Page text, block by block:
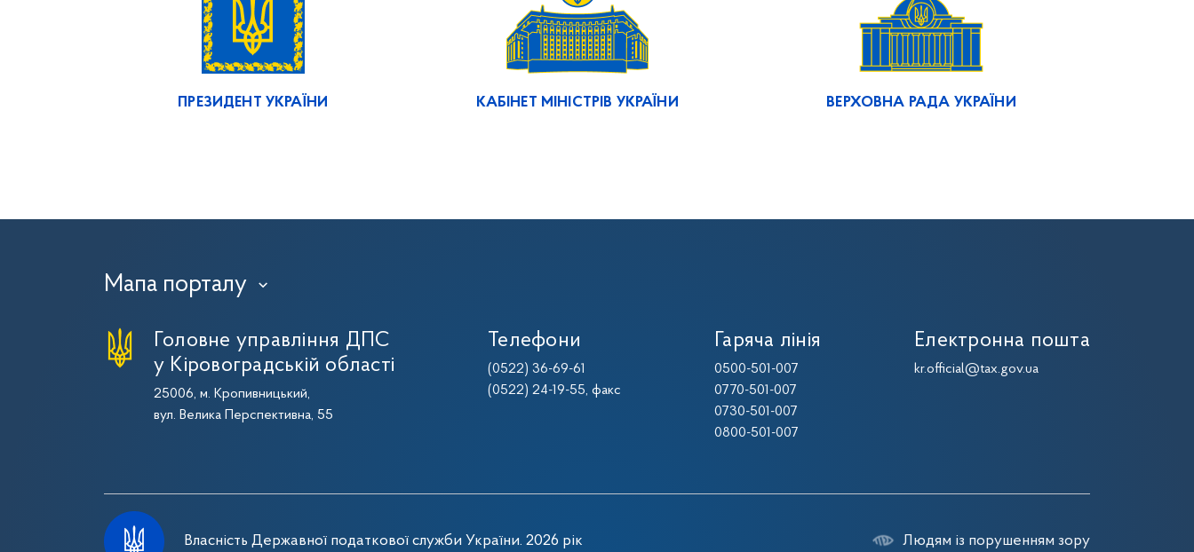
ПРЕЗИДЕНТ УКРАЇНИ КАБІНЕТ МІНІСТРІВ УКРАЇНИ ВЕРХОВНА РАДА УКРАЇНИ
Мапа порталу ›
Головне управління ДПС
у Кіровоградській області
25006, м. Кропивницький,
вул. Велика Перспективна, 55
Телефони
(0522) 36-69-61
(0522) 24-19-55, факс
Гаряча лінія
0500-501-007
0770-501-007
0730-501-007
0800-501-007
Електронна пошта
kr.official@tax.gov.ua
Власність Державної податкової служби України. 2026 рік Людям із порушенням зору